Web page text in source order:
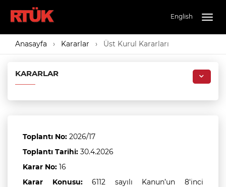
English
Anasayfa Kararlar Üst Kurul Kararları
KARARLAR
Toplantı No: 2026/17
Toplantı Tarihi: 30.4.2026
Karar No: 16
Karar Konusu:6112 sayılı Kanun’un 8'inci